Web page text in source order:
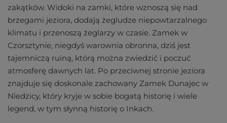
zakątków. Widoki na zamki, które wznoszą się nad
brzegami jeziora, dodają żegludze niepowtarzalnego
klimatu i przenoszą żeglarzy w czasie. Zamek w
Czorsztynie, niegdyś warownia obronna, dziś jest
tajemniczą ruiną, którą można zwiedzić i poczuć
atmosferę dawnych lat. Po przeciwnej stronie jeziora
znajduje się doskonale zachowany Zamek Dunajec w
Niedzicy, który kryje w sobie bogatą historię i wiele
legend, w tym słynną historię o Inkach.